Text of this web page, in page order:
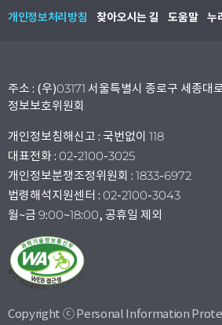
개인정보처리방침 찾아오시는 길 도움말 누
주소 : (우)03171 서울특별시 종로구 세종대
정보보호위원회
개인정보침해신고 : 국번없이 118
대표전화 : 02-2100-3025
개인정보분쟁조정위원회 : 1833-6972
법령해석지원센터 : 02-2100-3043
월~금 9:00~18:00, 공휴일 제외
Copyright ⓒ Personal Information